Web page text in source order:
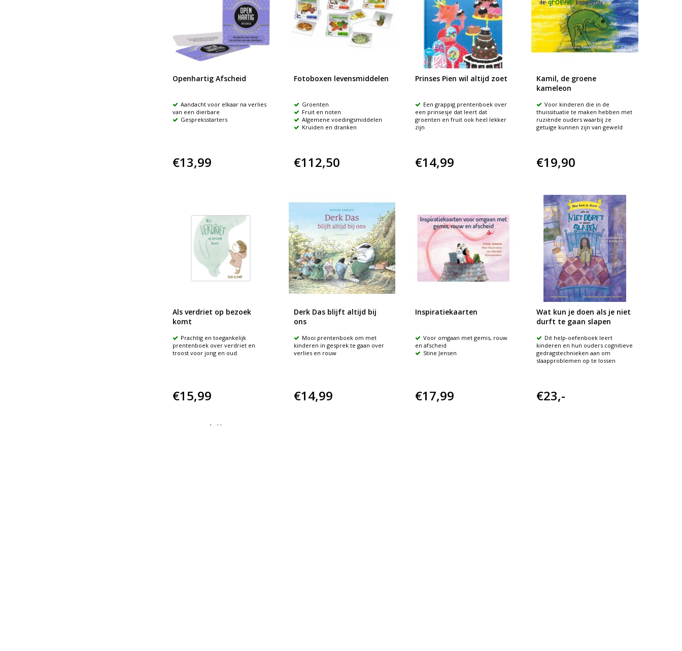
Openhartig Afscheid
Aandacht voor elkaar na verlies
van een dierbare
Gespreksstarters
€13,99
Fotoboxen levensmiddelen
Groenten
Fruit en noten
Algemene voedingsmiddelen
Kruiden en dranken
€112,50
Prinses Pien wil altijd zoet
Een grappig prentenboek over
een prinsesje dat leert dat
groenten en fruit ook heel lekker
zijn
€14,99
Kamil, de groene
kameleon
Voor kinderen die in de
thuissituatie te maken hebben met
ruziënde ouders waarbij ze
getuige kunnen zijn van geweld
€19,90
Als verdriet op bezoek
komt
Prachtig en toegankelijk
prentenboek over verdriet en
troost voor jong en oud
€15,99
Derk Das blijft altijd bij
ons
Mooi prentenboek om met
kinderen in gesprek te gaan over
verlies en rouw
€14,99
Inspiratiekaarten
Voor omgaan met gemis, rouw
en afscheid
Stine Jensen
€17,99
Wat kun je doen als je niet
durft te gaan slapen
Dit help-oefenboek leert
kinderen en hun ouders cognitieve
gedragstechnieken aan om
slaapproblemen op te lossen
€23,-
Zorg en welzijn